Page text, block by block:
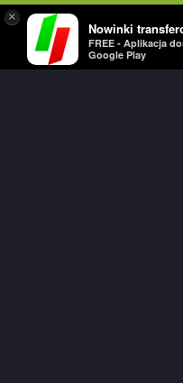
×
Nowinki
FREE - Aplikacja
Google Play